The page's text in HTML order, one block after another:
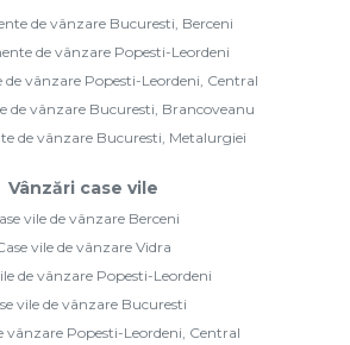
de vânzare Bucuresti, Berceni
de vânzare Popesti-Leordeni
vânzare Popesti-Leordeni, Central
de vânzare Bucuresti, Brancoveanu
de vânzare Bucuresti, Metalurgiei
Vânzări case vile
vile de vânzare Berceni
vile de vânzare Vidra
de vânzare Popesti-Leordeni
vile de vânzare Bucuresti
vânzare Popesti-Leordeni, Central